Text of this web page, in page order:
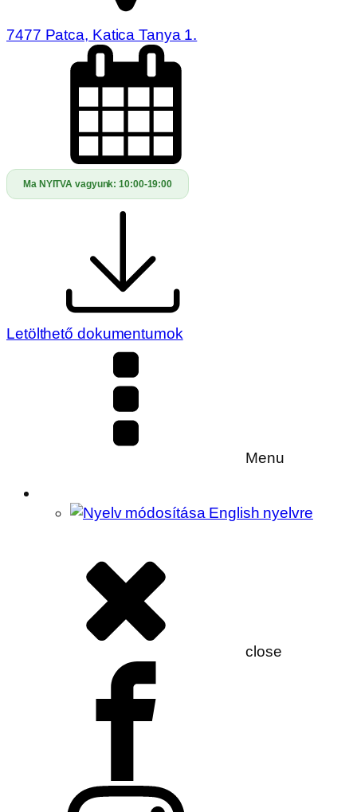
7477 Patca, Katica Tanya 1.
Ma NYITVA vagyunk:10:00-19:00
Letölthető dokumentumok
Menu
close